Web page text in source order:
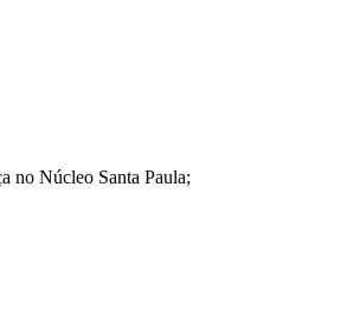
no Núcleo Santa Paula;